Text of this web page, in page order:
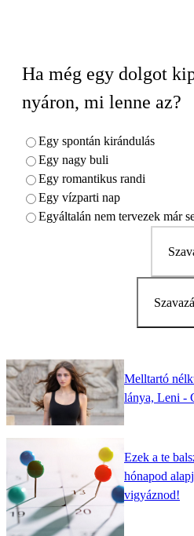
Ha még egy dolgot
nyáron, mi lenne az?
Egy spontán kirándulás
Egy nagy buli
Egy romantikus randi
Egy vízparti nap
Egyáltalán nem tervezek már
Melltartó
lánya, Leni -
Ezek a te
hónapod
vigyáznod!